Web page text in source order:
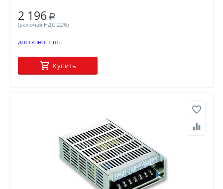
2 196 Р
(включая НДС 22%)
ДОСТУПНО: 1 ШТ.
Купить